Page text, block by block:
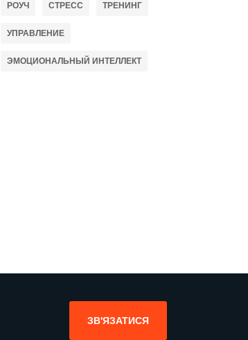
РОУЧ СТРЕСС ТРЕНИНГ
УПРАВЛЕНИЕ
ЭМОЦИОНАЛЬНЫЙ ИНТЕЛЛЕКТ
ЗВ'ЯЗАТИСЯ